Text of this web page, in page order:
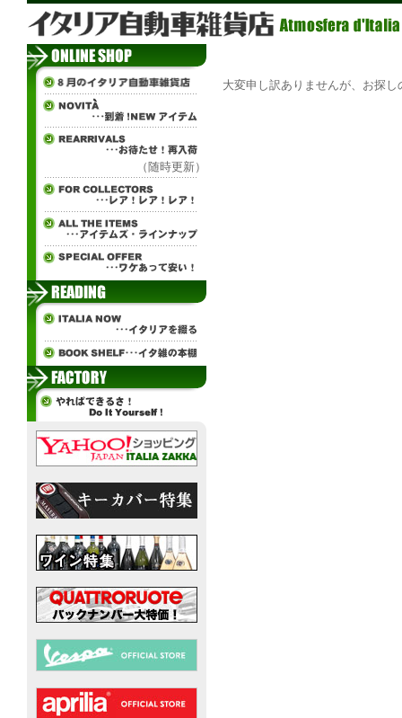
（随時更新）
大変申し訳ありませんが、お探